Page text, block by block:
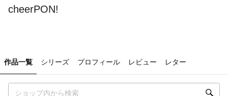
cheerPON!
作品一覧 シリーズ プロフィール レビュー レター